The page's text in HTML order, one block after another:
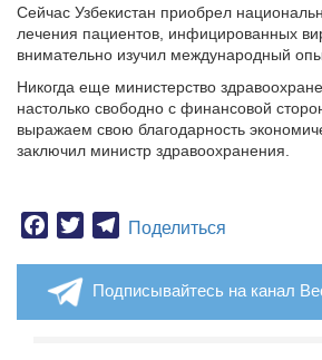
Сейчас Узбекистан приобрел
лечения пациентов, инфицированных
внимательно изучил международный
Никогда еще министерство
настолько свободно с финансовой
выражаем свою благодарность
заключил министр здравоохранения.
Facebook
TwitterTelegram
Поделиться
Подписывайтесь на канал